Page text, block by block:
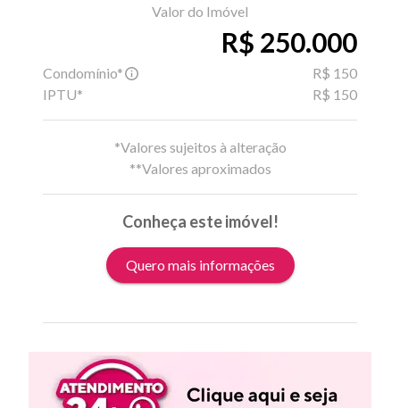
Valor do Imóvel
R$ 250.000
Condomínio*
R$ 150
IPTU*
R$ 150
*Valores sujeitos à alteração
**Valores aproximados
Conheça este imóvel!
Quero mais informações